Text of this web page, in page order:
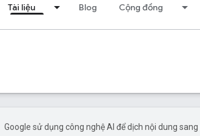
Tài liệu Blog Cộng đồng
Google sử dụng công nghệ AI để dịch nội dung